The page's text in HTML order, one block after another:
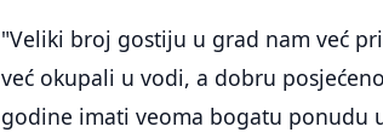
"Veliki broj gostiju u grad nam već
već okupali u vodi, a dobru
godine imati veoma bogatu ponudu